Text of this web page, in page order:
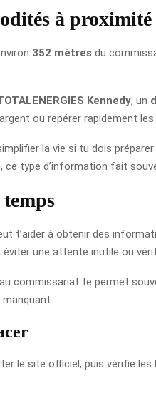
à proximité
352 mètres du
Kennedy, un
ou repérer rapidement les
la vie si tu dois
ce type d’information fait
t’aider à obtenir des
une attente inutile ou
commissariat te permet
le site officiel, puis vérifie